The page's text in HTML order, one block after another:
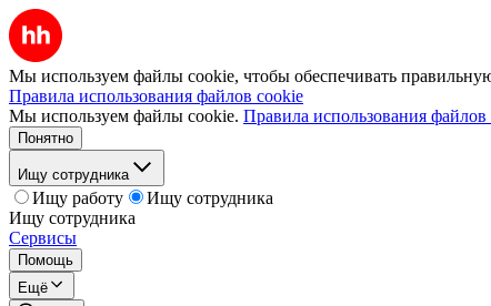
Мы используем файлы cookie, чтобы обеспечивать
Правила использования файлов cookie
Мы используем файлы cookie. Правила использования файлов
Понятно
Ищу сотрудника
Ищу работу
Ищу сотрудника
Ищу сотрудника
Сервисы
Помощь
Ещё